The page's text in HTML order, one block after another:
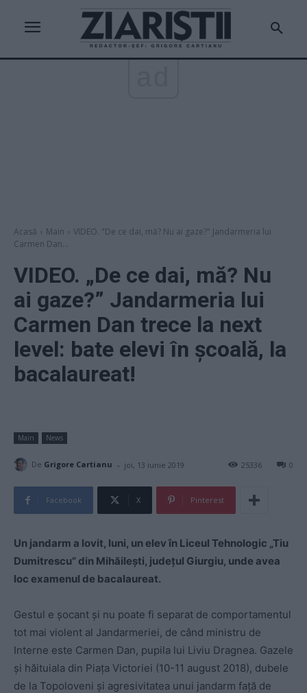
Acasă Main
VIDEO. "De ce dai, mă? Nu ai gaze?" Jandarmeria lui
Carmen Dan...
VIDEO. „De ce dai, mă? Nu
ai gaze?” Jandarmeria lui
Carmen Dan trece la next
level: bate elevi în școală, la
bacalaureat!
Main News
De Grigore Cartianu - joi, 13 iunie 2019 0
25336
Facebook X Pinterest
Un jandarm a lovit, luni, un elev în Liceul Tehnologic „Tiu
Dumitrescu” din Mihăilești, județul Giurgiu, unde avea
loc examenul de bacalaureat.
Gestul e șocant și nu poate fi separat de comportamentul
tot mai violent al Jandarmeriei, de când ministru de
Interne este Carmen Dan, pupila lui Liviu Dragnea. Gazele
și hăituiala din Piața Victoriei (10-11 august 2018), dubele
de la Topoloveni și agresivitatea unui jandarm față de